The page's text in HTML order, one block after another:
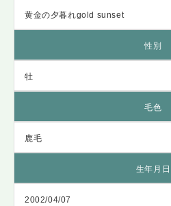
黄金の夕暮れgold sunset
性別
牡
毛色
鹿毛
生年月日
2002/04/07